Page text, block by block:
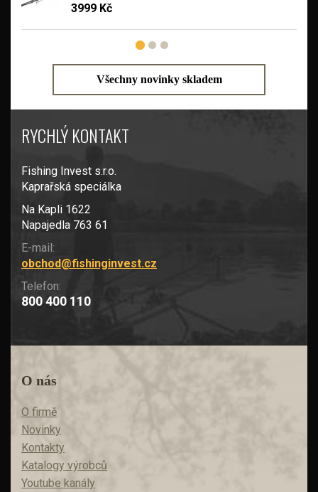
3999 Kč
Všechny novinky skladem
RYCHLÝ KONTAKT
Fishing Invest s.r.o.
Kaprařská speciálka
Na Kapli 1622
Napajedla 763 61
E-mail:
obchod@fishinginvest.cz
Telefon:
800 400 110
O nás
O firmě
Novinky
Kontakty
Katalogy výrobců
Youtube kanály